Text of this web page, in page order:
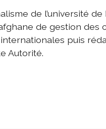
de l’université de
de gestion des
puis
Autorité.